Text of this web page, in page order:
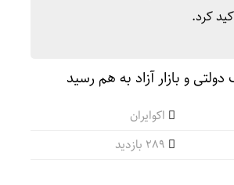
کرد.
اکوایران